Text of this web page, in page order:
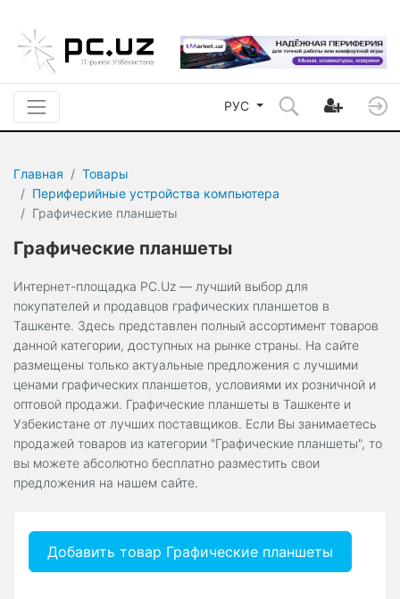
РУС
Главная
Товары
Периферийные устройства компьютера
Графические планшеты
Графические планшеты
Интернет-площадка PC.Uz — лучший выбор для
покупателей и продавцов графических планшетов в
Ташкенте. Здесь представлен полный ассортимент товаров
данной категории, доступных на рынке страны. На сайте
размещены только актуальные предложения с лучшими
ценами графических планшетов, условиями их розничной и
оптовой продажи. Графические планшеты в Ташкенте и
Узбекистане от лучших поставщиков. Если Вы занимаетесь
продажей товаров из категории "Графические планшеты", то
вы можете абсолютно бесплатно разместить свои
предложения на нашем сайте.
Добавить товар Графические планшеты